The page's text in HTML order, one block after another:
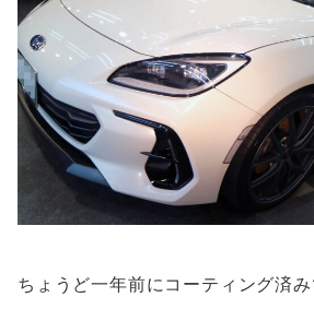
ちょうど一年前にコーティング済み